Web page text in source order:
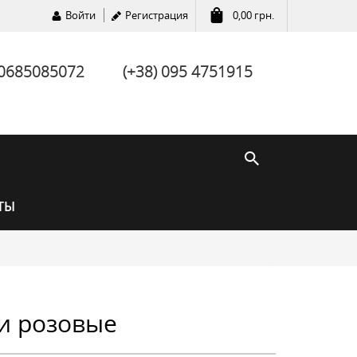
Войти Регистрация 0,00 грн.
(+38) 095 4751915
розовые